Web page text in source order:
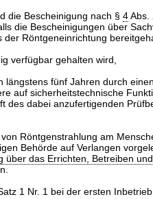
die Bescheinigung nach § 4Abs.
die Bescheinigungen über
Röntgeneinrichtung
verfügbar gehalten wird,
fünf Jahren durch
auf sicherheitstechnische
des dabei anzufertigenden
Röntgenstrahlung am
Behörde auf Verlangen
über das Errichten, Betreiben
1 Nr. 1 bei der ersten